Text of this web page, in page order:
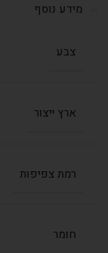
מידע נוסף
צבע
ארץ ייצור
רמת צפיפות
חומר